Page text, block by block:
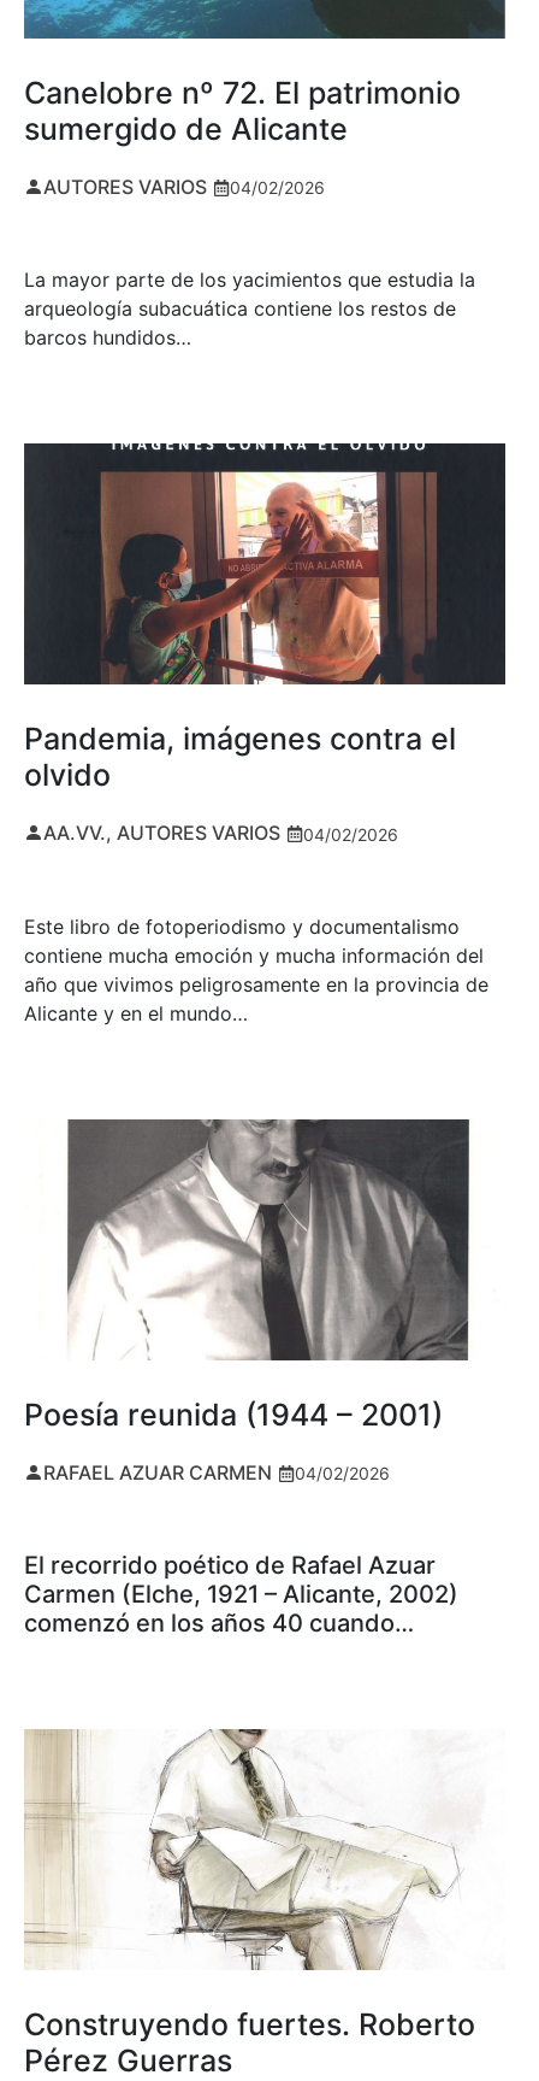
Canelobre nº 72. El patrimonio
sumergido de Alicante
AUTORES VARIOS 04/02/2026
La mayor parte de los yacimientos que estudia la
arqueología subacuática contiene los restos de
barcos hundidos…
Pandemia, imágenes contra el
olvido
AA.VV., AUTORES VARIOS 04/02/2026
Este libro de fotoperiodismo y documentalismo
contiene mucha emoción y mucha información del
año que vivimos peligrosamente en la provincia de
Alicante y en el mundo…
Poesía reunida (1944 – 2001)
RAFAEL AZUAR CARMEN 04/02/2026
El recorrido poético de Rafael Azuar
Carmen (Elche, 1921 – Alicante, 2002)
comenzó en los años 40 cuando…
Construyendo fuertes. Roberto
Pérez Guerras